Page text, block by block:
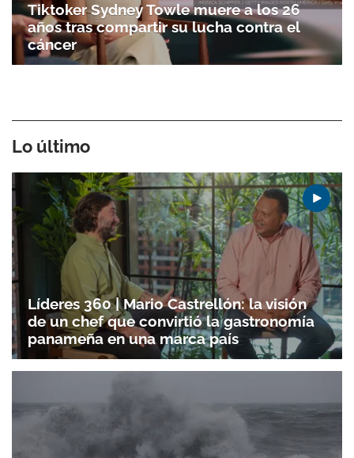
Tiktoker Sydney Towle muere a los 26
años tras compartir su lucha contra el
cáncer
Lo último
Líderes 360 | Mario Castrellón: la visión
de un chef que convirtió la gastronomía
panameña en una marca país